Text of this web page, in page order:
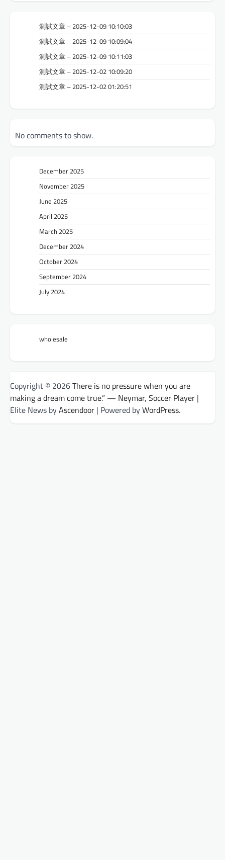
測試文章 – 2025-12-09 10:10:03
測試文章 – 2025-12-09 10:09:04
測試文章 – 2025-12-09 10:11:03
測試文章 – 2025-12-02 10:09:20
測試文章 – 2025-12-02 01:20:51
No comments to show.
December 2025
November 2025
June 2025
April 2025
March 2025
December 2024
October 2024
September 2024
July 2024
wholesale
Copyright © 2026There is no pressure when you are
making a dream come true.” — Neymar, Soccer Player |
Elite News byAscendoor | Powered byWordPress.